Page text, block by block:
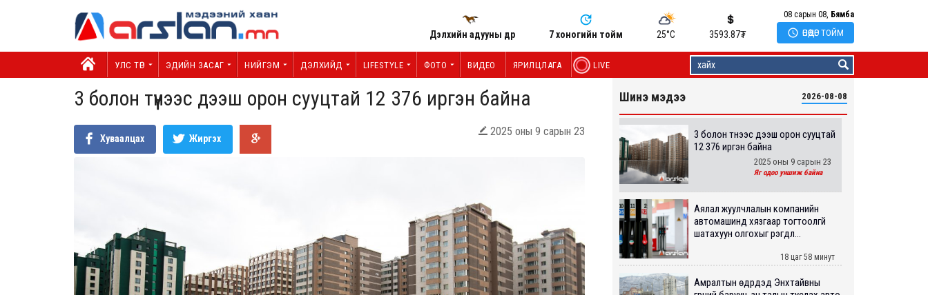
Дэлхийн адууны өдөр 7 хоногийн тойм 25°C 3593.87₮
08 сарын 08, Бямба
 ӨНӨӨДӨР ТОЙМ
УЛС ТӨР ЭДИЙН ЗАСАГ НИЙГЭМ ДЭЛХИЙД LIFESTYLE ФОТО ВИДЕО ЯРИЛЦЛАГА LIVE
3 болон түүнээс дээш орон сууцтай 12 376 иргэн байна
Хуваалцах Жиргэх
 2025 оны 9 сарын 23
Шинэ мэдээ 2026-08-08
3 болон түүнээс дээш орон сууцтай
12 376 иргэн байна
2025 оны 9 сарын 23
Яг одоо уншиж байна
Аялал жуулчлалын компанийн
автомашинд хязгаар тогтоолгүй
шатахуун олгохыг үүрэгдл...
18 цаг 58 минут
Амралтын өдрүүдэд Энхтайвны